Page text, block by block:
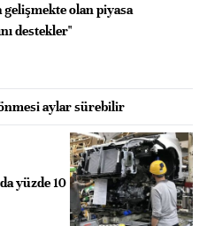
gelişmekte olan piyasa
destekler"
aylar sürebilir
yüzde 10